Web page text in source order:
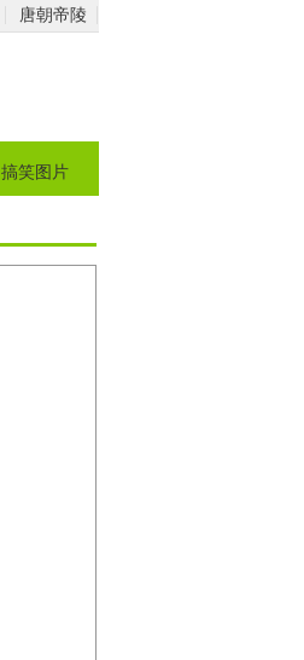
唐朝帝陵
搞笑图片